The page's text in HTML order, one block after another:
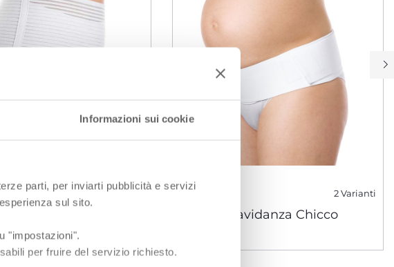
Informazioni sui cookie
parti, per inviarti pubblicità e servizi
sul sito.
"impostazioni".
per fruire del servizio richiesto.
3 Varianti
parto - diverse
2 Varianti
Fascia Gravidanza Chicco